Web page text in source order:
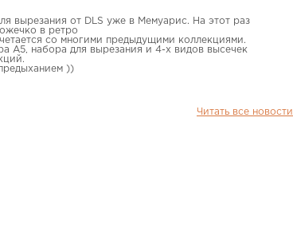
вырезания от DLS уже в Мемуарис. На этот раз
в ретро
со многими предыдущими коллекциями.
А5, набора для вырезания и 4-х видов высечек
))
Читать все новости